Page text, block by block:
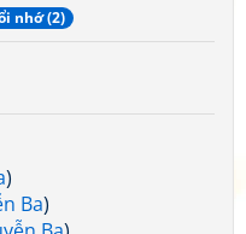
nhớ (2)
)
Ba)